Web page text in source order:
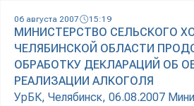
06 августа 2007 15:19
МИНИСТЕРСТВО СЕЛЬСКОГО
ЧЕЛЯБИНСКОЙ ОБЛАСТИ
ОБРАБОТКУ ДЕКЛАРАЦИЙ ОБ
РЕАЛИЗАЦИИ АЛКОГОЛЯ
УрБК, Челябинск, 06.08.2007